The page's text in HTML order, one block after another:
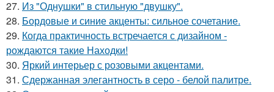
27. Из "Однушки" в стильную "двушку".
28. Бордовые и синие акценты: сильное сочетание.
29. Когда практичность встречается с дизайном -
рождаются такие Находки!
30. Яркий интерьер с розовыми акцентами.
31. Сдержанная элегантность в серо - белой палитре.